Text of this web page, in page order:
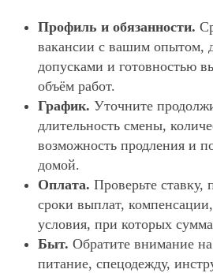
Профиль и обязанности.
вакансии с вашим опытом,
допусками и готовностью
объём работ.
График. Уточните
длительность смены,
возможность продления и
домой.
Оплата. Проверьте ставку,
сроки выплат,
условия, при которых
Быт. Обратите внимание
питание, спецодежду,